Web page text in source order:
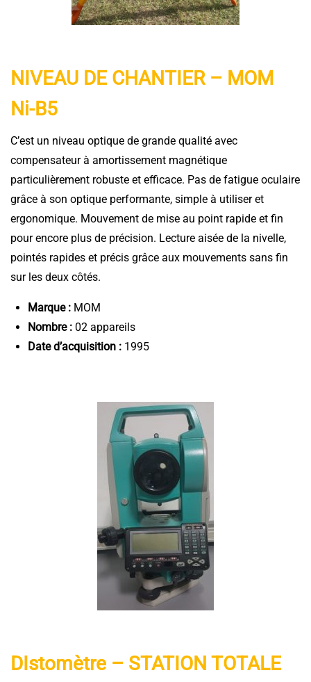
NIVEAU DE CHANTIER – MOM
Ni-B5
C’est un niveau optique de grande qualité avec
compensateur à amortissement magnétique
particulièrement robuste et efficace. Pas de fatigue oculaire
grâce à son optique performante, simple à utiliser et
ergonomique. Mouvement de mise au point rapide et fin
pour encore plus de précision. Lecture aisée de la nivelle,
pointés rapides et précis grâce aux mouvements sans fin
sur les deux côtés.
Marque : MOM
Nombre : 02 appareils
Date d’acquisition : 1995
DIstomètre – STATION TOTALE